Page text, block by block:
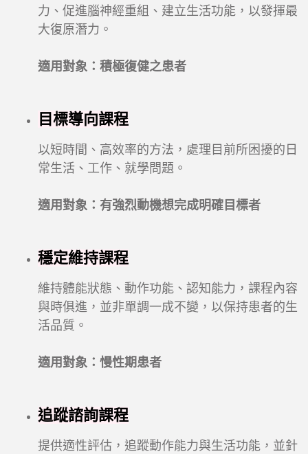
力、促進腦神經重組、建立生活功能，以發揮最
大復原潛力。
適用對象：積極復健之患者
目標導向課程
以短時間、高效率的方法，處理目前所困擾的日
常生活、工作、就學問題。
適用對象：有強烈動機想完成明確目標者
穩定維持課程
維持體能狀態、動作功能、認知能力，課程內容
與時俱進，並非單調一成不變，以保持患者的生
活品質。
適用對象：慢性期患者
追蹤諮詢課程
提供適性評估，追蹤動作能力與生活功能，並針